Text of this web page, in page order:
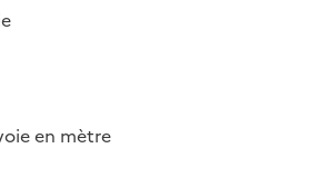
en mètre